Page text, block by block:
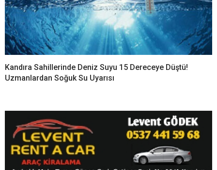
Kandıra Sahillerinde Deniz Suyu 15 Dereceye Düştü!
Uzmanlardan Soğuk Su Uyarısı